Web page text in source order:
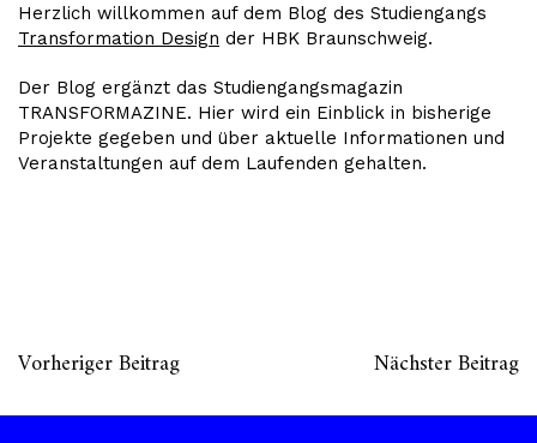
Herzlich willkommen auf dem Blog des Studiengangs
Transformation Design der HBK Braunschweig.
Der Blog ergänzt das Studiengangsmagazin
TRANSFORMAZINE. Hier wird ein Einblick in bisherige
Projekte gegeben und über aktuelle Informationen und
Veranstaltungen auf dem Laufenden gehalten.
Vorheriger Beitrag Nächster Beitrag